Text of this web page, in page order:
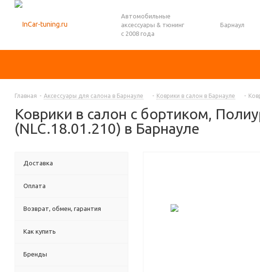
Автомобильные
аксессуары & тюнинг
с 2008 года
Барнаул
Главная - Аксессуары для салона в Барнауле - Коврики в салон в Барнауле -
Коврики в салон с бортиком,
(NLC.18.01.210) в Барнауле
Доставка
Оплата
Возврат, обмен, гарантия
Как купить
Бренды